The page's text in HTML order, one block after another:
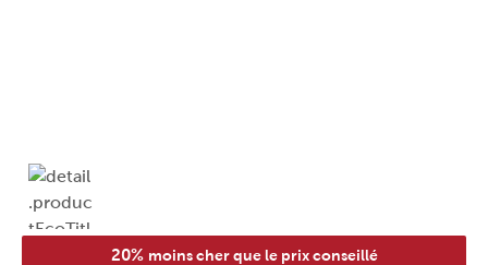
20% moins cher que le prix conseillé